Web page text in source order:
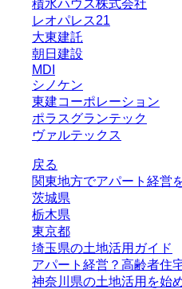
積水ハウス株式会社
レオパレス21
大東建託
朝日建設
MDI
シノケン
東建コーポレーション
ポラスグランテック
ヴァルテックス
戻る
関東地方でアパート経営
茨城県
栃木県
東京都
埼玉県の土地活用ガイド
アパート経営？高齢者住
神奈川県の土地活用を始